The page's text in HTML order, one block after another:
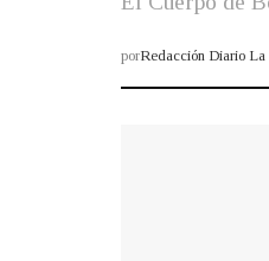
porRedacción Diario La